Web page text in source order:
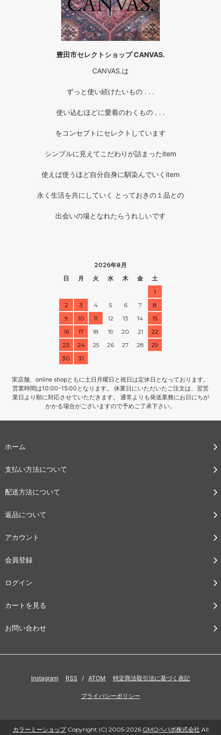
豊田市セレクトショップ CANVAS.
CANVAS.は
ずっと使い続けたいもの . . .
使い込むほどに愛着のわくもの . . .
をコンセプトにセレクトしています
シンプルに見えてこだわりが詰まったitem
使えば使うほど自分自身に馴染んでいくitem
永く生活を共にしていく とっておきの１品との
出会いの場となれたらうれしいです
2026年8月
日
月 火 水 木 金
土
1
2
3 4 5 6 7
8
9
10 11 12 13 14
15
16
17 18 19 20 21
22
23
24 25 26 27 28
29
30
31
実店舗、online shopともに土日月曜日と祝日は定休日となっております。
営業時間は10:00-15:00となります。 休業日にいただいたご注文は、翌営
業日より順に対応させていただきます。 通常よりも発送業務にお日にちが
かかる場合がございますので予めご了承下さい。
ホーム
支払い方法について
配送方法について
返品について
アカウント
会員登録
ログイン
カートを見る
お問い合わせ
Instagram RSS / ATOM 特定商法取引法に基づく表記
プライバシーポリシー
カラーミーショップCopyright (C) 2005-2026 GMOペパボ株式会社 All